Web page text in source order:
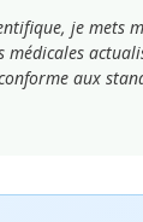
je mets
médicales
aux